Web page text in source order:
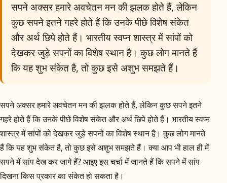
सपने अक्सर हमारे अवचेतन मन की झलक होते हैं, लेकिन
कुछ सपने इतने गहरे होते हैं कि उनके पीछे विशेष संकेत
और अर्थ छिपे होते हैं। भारतीय स्वप्न शास्त्र में सांपों को
देखकर जुड़े सपनों का विशेष स्थान है। कुछ लोग मानते हैं
कि यह शुभ संकेत है, तो कुछ इसे अशुभ समझते हैं।
सपने अक्सर हमारे अवचेतन मन की झलक होते हैं, लेकिन कुछ सपने इतने
गहरे होते हैं कि उनके पीछे विशेष संकेत और अर्थ छिपे होते हैं। भारतीय स्वप्न
शास्त्र में सांपों को देखकर जुड़े सपनों का विशेष स्थान है। कुछ लोग मानते
हैं कि यह शुभ संकेत है, तो कुछ इसे अशुभ समझते हैं। क्या आप भी हाल ही में
सपने में सांप देख कर जागे हैं? आइए इस चर्चा में जानते हैं कि सपने में सांप
दिखना किस प्रकार का संकेत हो सकता है।